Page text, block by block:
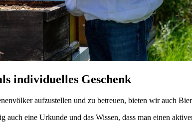
individuelles Geschenk
aufzustellen und zu betreuen, bieten wir auch
auch eine Urkunde und das Wissen, dass man einen